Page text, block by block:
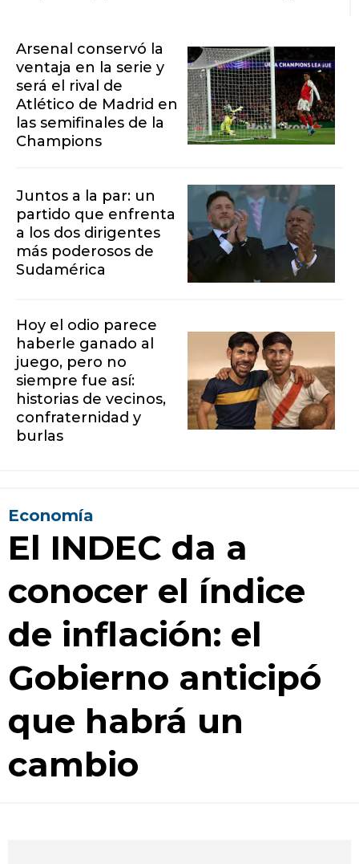
Arsenal conservó la
ventaja en la serie y
será el rival de
Atlético de Madrid en
las semifinales de la
Champions
Juntos a la par: un
partido que enfrenta
a los dos dirigentes
más poderosos de
Sudamérica
Hoy el odio parece
haberle ganado al
juego, pero no
siempre fue así:
historias de vecinos,
confraternidad y
burlas
Economía
El INDEC da a
conocer el índice
de inflación: el
Gobierno anticipó
que habrá un
cambio